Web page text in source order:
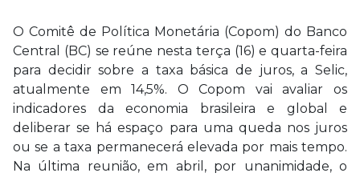
O Comitê de Política Monetária (Copom) do Banco
Central (BC) se reúne nesta terça (16) e quarta-feira
para decidir sobre a taxa básica de juros, a Selic,
atualmente em 14,5%. O Copom vai avaliar os
indicadores da economia brasileira e global e
deliberar se há espaço para uma queda nos juros
ou se a taxa permanecerá elevada por mais tempo.
Na última reunião, em abril, por unanimidade, o